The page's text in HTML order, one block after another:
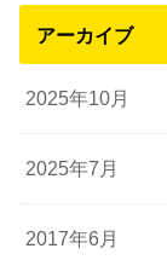
アーカイブ
2025年10月
2025年7月
2017年6月